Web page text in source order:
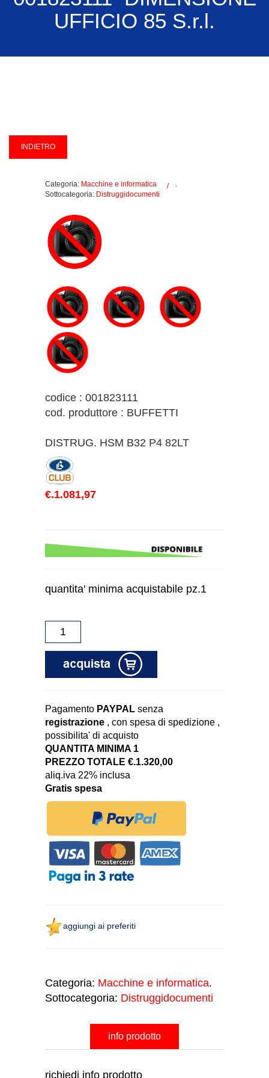
UFFICIO 85 S.r.l.
Categoria: Macchine e informatica
.
Sottocategoria: Distruggidocumenti
codice : 001823111
cod. produttore : BUFFETTI
DISTRUG. HSM B32 P4 82LT
€.1.081,97
quantita' minima acquistabile pz.1
Pagamento PAYPAL senza
registrazione , con spesa di spedizione ,
possibilita' di acquisto
QUANTITA MINIMA 1
PREZZO TOTALE €.1.320,00
aliq.iva 22% inclusa
Gratis spesa
aggiungi ai preferiti
Categoria: Macchine e informatica.
Sottocategoria: Distruggidocumenti
info prodotto
richiedi info prodotto